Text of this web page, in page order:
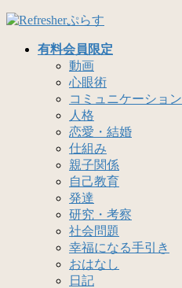
コ
ナ
有料会員限定
動画
心眼術
コミュニケーション
人格
恋愛・結婚
仕組み
親子関係
自己教育
発達
研究・考察
社会問題
幸福になる手引き
おはなし
日記